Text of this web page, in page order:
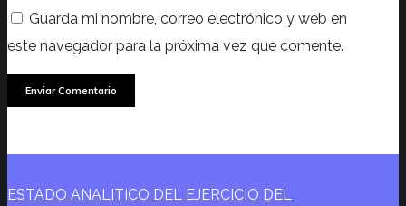
Guarda mi nombre, correo electrónico y web en
este navegador para la próxima vez que comente.
ESTADO ANALITICO DEL EJERCICIO DEL